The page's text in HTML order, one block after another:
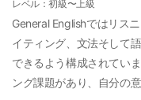
レベル：初級〜上級
General Englishではリス
イティング、文法そして
できるよう構成されてい
ング課題があり、自分の